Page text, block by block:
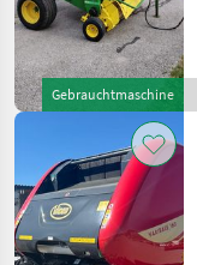
Gebrauchtmaschine